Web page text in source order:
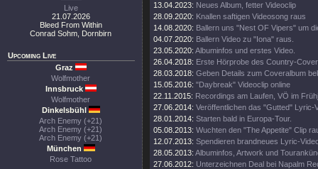
Live
21.07.2026
Bleed From Within
Conrad Sohm, Dornbirn
Upcoming Live
Graz
Wolfmother
Innsbruck
Wolfmother
Dinkelsbühl
Arch Enemy (+21)
Arch Enemy (+21)
Arch Enemy (+21)
München
Rose Tattoo
13.04.2023: Neues Album, fetter Videoclip
28.09.2020: Knallen saftigen Videosong raus
14.08.2020: Ballern uns "Nest OF Vipers" um
04.07.2020: Ballern Video zu "Iona" raus.
23.05.2020: Albuminfos und erstes Video.
26.04.2018: Erste Hörprobe des Country-
28.03.2018: Geben Details zum Coveralbum
15.05.2016: "Daybreak" Videoclip online
22.11.2015: Recordings am Laufen, VÖ im
27.06.2014: Veröffentlichen das "Gutted" Lyric-
28.01.2014: Starten bald in Europa-Tour.
05.08.2013: Wuchten den "The Appetite" Clip
12.07.2013: Spendieren brandneues Lyric-
28.05.2013: Albuminfos, Artwork und
27.06.2012: Unterzeichnen Deal bei Napalm